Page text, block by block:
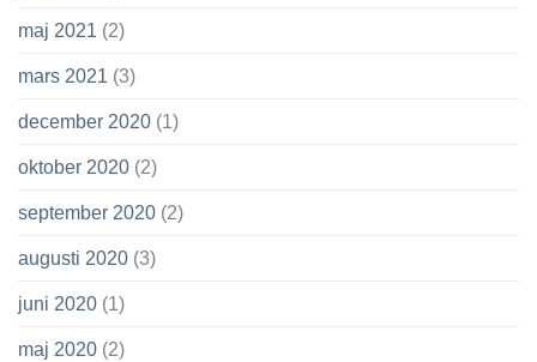
maj 2021 (2)
mars 2021 (3)
december 2020 (1)
oktober 2020 (2)
september 2020 (2)
augusti 2020 (3)
juni 2020 (1)
maj 2020 (2)